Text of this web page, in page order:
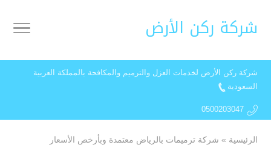
شركة ركن الأرض
شركة ركن الأرض لخدمات العزل والترميم والمكافحة بالمملكة العربية
السعودية
0500203047
الرئيسية » شركة ترميمات بالرياض معتمدة وبأرخص الأسعار